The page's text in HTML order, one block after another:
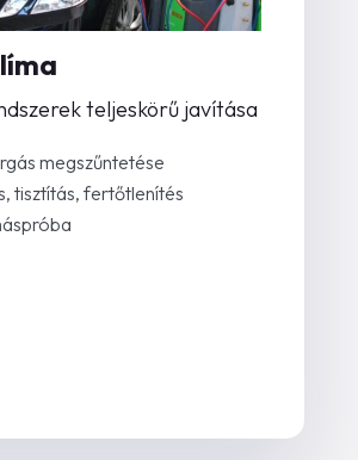
teljeskörű javítása
megszűntetése
tisztítás, fertőtlenítés